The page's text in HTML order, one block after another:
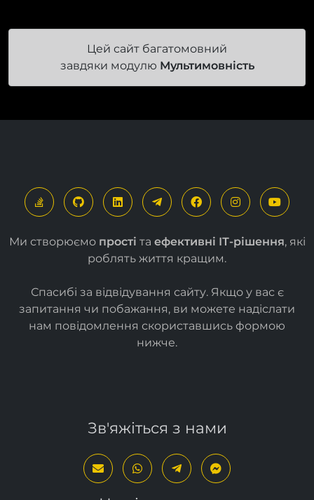
Цей сайт багатомовний
завдяки модулюМультимовність
Ми створюємопрості таефективні ІТ-рішення
Спасибі за відвідування сайту. Якщо у вас є
запитання чи побажання, ви можете надіслати
нам повідомлення скориставшись формою
Зв'яжіться з нами